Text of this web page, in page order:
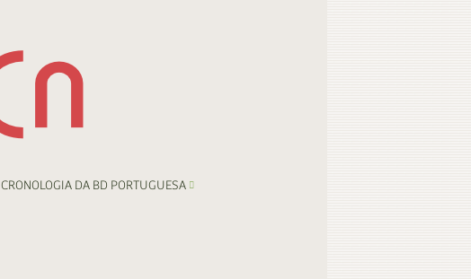
CRONOLOGIA DA BD PORTUGUESA